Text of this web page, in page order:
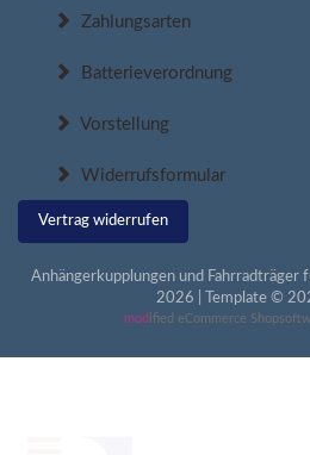
Zahlungsarten
Batterieverordnung
Vorstellung
Widerrufsformular
Vertrag widerrufen
Anhängerkupplungen und Fahrradträger
2026 | Template ©
mod ified eCommerce